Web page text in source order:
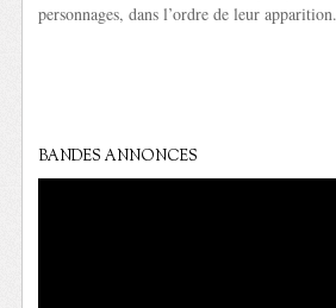
personnages, dans l’ordre de leur apparition.
BANDES ANNONCES